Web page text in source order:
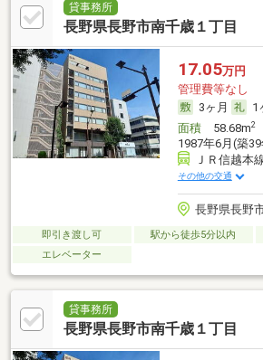
貸事務所
長野県長野市南千歳１丁目
17.05万円
管理費等なし
3ヶ月
1
面積58.68m2
1987年6月(築
ＪＲ信越本
その他の交通
長野県長野
即引き渡し可 駅から徒歩5分以内
エレベーター
貸事務所
長野県長野市南千歳１丁目